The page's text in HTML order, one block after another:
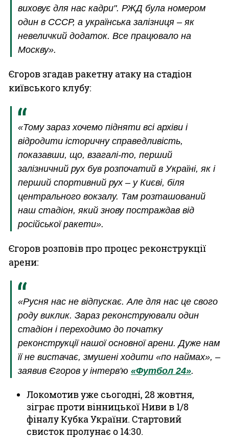
виховує для нас кадри". РЖД була номером
один в СССР, а українська залізниця – як
невеличкий додаток. Все працювало на
Москву».
Єгоров згадав ракетну атаку на стадіон
київського клубу:
«Тому зараз хочемо підняти всі архіви і
відродити історичну справедливість,
показавши, що, взагалі-то, перший
залізничний рух був розпочатий в Україні, як і
перший спортивний рух – у Києві, біля
центрального вокзалу. Там розташований
наш стадіон, який знову постраждав від
російської ракети».
Єгоров розповів про процес реконструкції
арени:
«Русня нас не відпускає. Але для нас це свого
роду виклик. Зараз реконструювали один
стадіон і переходимо до початку
реконструкції нашої основної арени. Дуже нам
її не вистачає, змушені ходити «по наймах», –
заявив Єгоров у інтерв'ю «Футбол 24».
Локомотив уже сьогодні, 28 жовтня,
зіграє проти вінницької Ниви в 1/8
фіналу Кубка України. Стартовий
свисток пролунає о 14:30.